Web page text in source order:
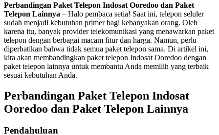
Perbandingan Paket Telepon Indosat Ooredoo dan Paket
Telepon Lainnya – Halo pembaca setia! Saat ini, telepon seluler
sudah menjadi kebutuhan primer bagi kebanyakan orang. Oleh
karena itu, banyak provider telekomunikasi yang menawarkan paket
telepon dengan berbagai macam fitur dan harga. Namun, perlu
diperhatikan bahwa tidak semua paket telepon sama. Di artikel ini,
kita akan membandingkan paket telepon Indosat Ooredoo dengan
paket telepon lainnya untuk membantu Anda memilih yang terbaik
sesuai kebutuhan Anda.
Perbandingan Paket Telepon Indosat
Ooredoo dan Paket Telepon Lainnya
Pendahuluan